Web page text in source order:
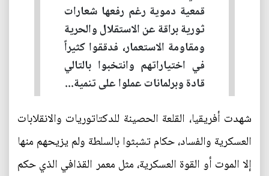
قمعية دموية رغم رفعها شعارات
ثورية براقة عن الاستقلال والحرية
ومقاومة الاستعمار، فدققوا كثيراً
في اختياراتهم وانتخبوا بالتالي
قادة وبرلمانات عملوا على تنمية...
شهدت أفريقيا، القلعة الحصينة للدكتاتوريات والانقلابات
العسكرية والفساد، حكام تشبثوا بالسلطة ولم يزيحهم منها
إلا الموت أو القوة العسكرية، مثل معمر القذافي الذي حكم